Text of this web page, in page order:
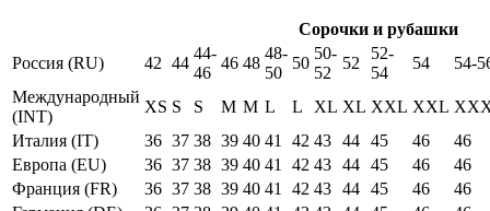
Сорочки и рубашки
Россия (RU)
42 44
44-
46
46 48
48-
50
50
50-
52
52
52-
54
54
54-
Международный
(INT)
XS S S M M L L XL XL XXL XXL
Италия (IT)
36 37 38 39 40 41 42 43 44 45 46
46
Европа (EU)
36 37 38 39 40 41 42 43 44 45 46
46
Франция (FR)
36 37 38 39 40 41 42 43 44 45 46
46